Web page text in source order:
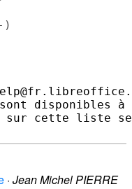
)
disponibles à
sur cette liste
· Jean Michel PIERRE